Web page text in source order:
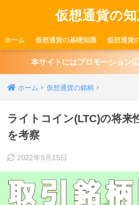
仮想通貨の
ホーム 仮想通貨の基礎知識 仮想通貨
本サイトにはプロモーション
ホーム 仮想通貨の銘柄
ライトコイン(LTC)の将来
を考察
2022年9月15日